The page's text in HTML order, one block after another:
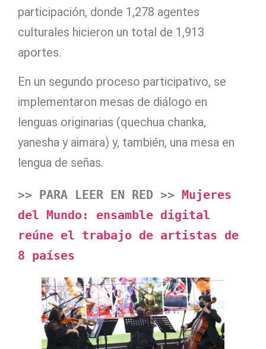
participación, donde 1,278 agentes
culturales hicieron un total de 1,913
aportes.
En un segundo proceso participativo, se
implementaron mesas de diálogo en
lenguas originarias (quechua chanka,
yanesha y aimara) y, también, una mesa en
lengua de señas.
>> PARA LEER EN RED >> Mujeres
del Mundo: ensamble digital
reúne el trabajo de artistas de
8 países